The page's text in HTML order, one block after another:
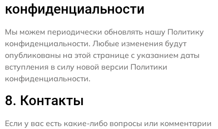
конфиденциальности
Мы можем периодически обновлять нашу Политику
конфиденциальности. Любые изменения будут
опубликованы на этой странице с указанием даты
вступления в силу новой версии Политики
конфиденциальности.
8. Контакты
Если у вас есть какие-либо вопросы или комментарии